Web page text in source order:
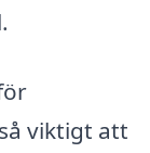
viktigt att